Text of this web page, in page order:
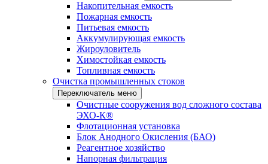
Накопительная емкость
Пожарная емкость
Питьевая емкость
Аккумулирующая емкость
Жироуловитель
Химостойкая емкость
Топливная емкость
Очистка промышленных стоков
Переключатель меню
Очистные сооружения вод сложного состава
ЭХО-К®
Флотационная установка
Блок Анодного Окисления (БАО)
Реагентное хозяйство
Напорная фильтрация